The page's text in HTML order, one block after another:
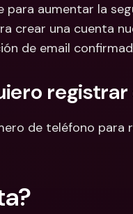
aumentar la
crear una cuenta
de email
de teléfono para